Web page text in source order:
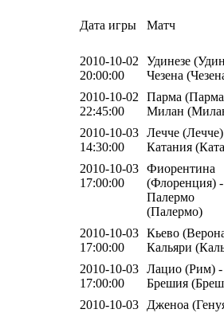
Дата игры Матч
2010-10-02
20:00:00
Удинезе
Чезена
2010-10-02
22:45:00
Парма
Милан
2010-10-03
14:30:00
Лечче
Катания
2010-10-03
17:00:00
Фиорентина
(Флоренция) -
Палермо
(Палермо)
2010-10-03
17:00:00
Кьево
Кальяри
2010-10-03
17:00:00
Лацио (Рим) -
Брешия
2010-10-03
Дженоа